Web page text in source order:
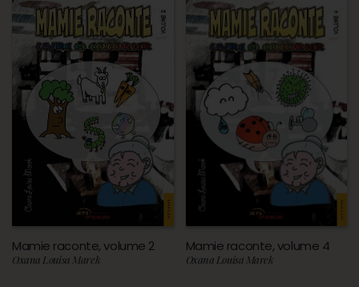
Mamie raconte, volume 2
Oxana Louisa Marek
Mamie raconte, volume 4
Oxana Louisa Marek